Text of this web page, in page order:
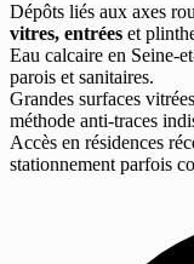
Dépôts liés aux axes
vitres, entrées et
Eau calcaire en Seine-
parois et sanitaires.
Grandes surfaces
méthode anti-traces
Accès en résidences
stationnement parfois